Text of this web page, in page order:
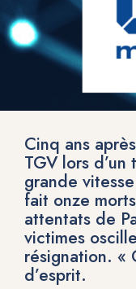
Cinq ans
TGV lors
grande
fait onze
attentats de
victimes
résignation. «
d’esprit.